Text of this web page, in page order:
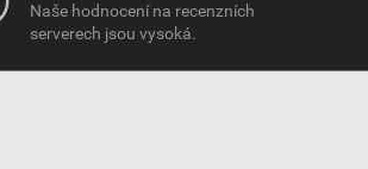
Naše hodnocení na recenzních
serverech jsou vysoká.